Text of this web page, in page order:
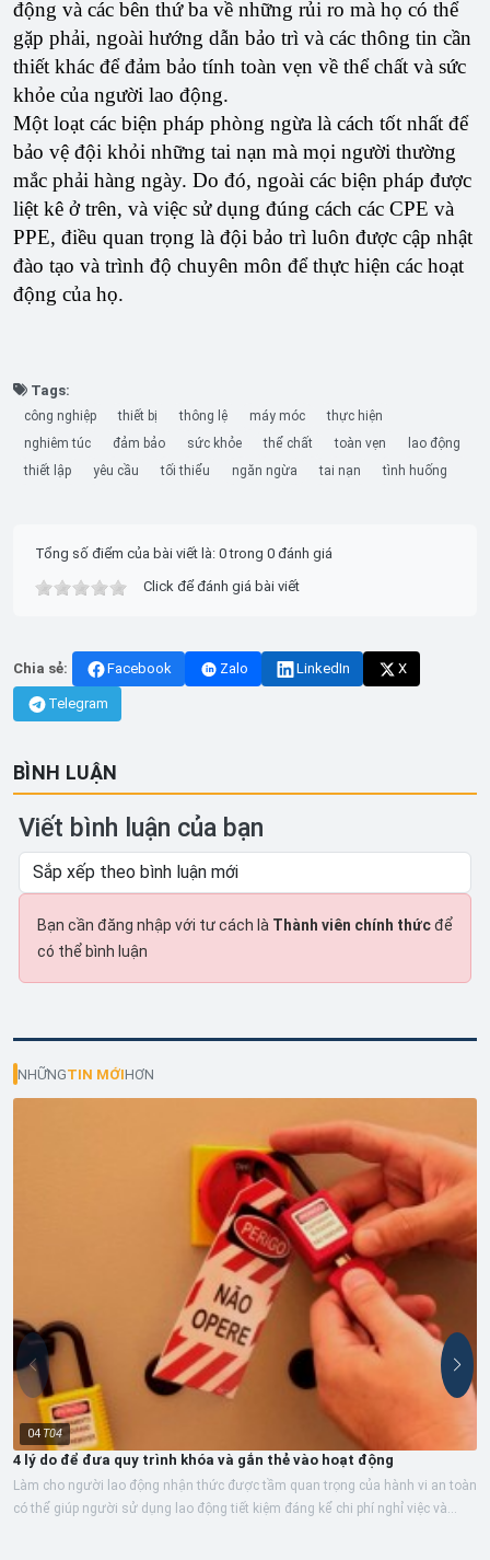
động và các bên thứ ba về những rủi ro mà họ có thể
gặp phải, ngoài hướng dẫn bảo trì và các thông tin cần
thiết khác để đảm bảo tính toàn vẹn về thể chất và sức
khỏe của người lao động.
Một loạt các biện pháp phòng ngừa là cách tốt nhất để
bảo vệ đội khỏi những tai nạn mà mọi người thường
mắc phải hàng ngày. Do đó, ngoài các biện pháp được
liệt kê ở trên, và việc sử dụng đúng cách các CPE và
PPE, điều quan trọng là đội bảo trì luôn được cập nhật
đào tạo và trình độ chuyên môn để thực hiện các hoạt
động của họ.
Tags:
công nghiệp thiết bị thông lệ máy móc
thực hiện
nghiêm túc
đảm bảo sức khỏe thể chất toàn vẹn
lao động
thiết lập
yêu cầu tối thiểu ngăn ngừa tai nạn tình huống
Tổng số điểm của bài viết là: 0 trong 0 đánh giá
Click để đánh giá bài viết
Chia sẻ: Facebook Zalo LinkedIn X
Telegram
BÌNH LUẬN
Viết bình luận của bạn
Bạn cần đăng nhập với tư cách là Thành viên chính thứcđể
có thể bình luận
NHỮNGTIN MỚIHƠN
04 T04
4 lý do để đưa quy trình khóa và gắn thẻ vào hoạt động
Làm cho người lao động nhận thức được tầm quan trọng của hành vi an toàn
có thể giúp người sử dụng lao động tiết kiệm đáng kể chi phí nghỉ việc và